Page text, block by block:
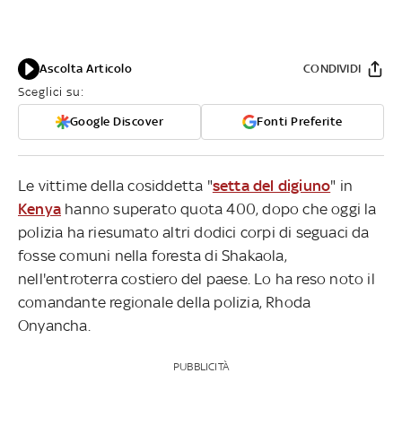
Ascolta Articolo
Sceglici su:
Google Discover Fonti Preferite
CONDIVIDI
Le vittime della cosiddetta "setta del digiuno" in
Kenya hanno superato quota 400, dopo che oggi la
polizia ha riesumato altri dodici corpi di seguaci da
fosse comuni nella foresta di Shakaola,
nell'entroterra costiero del paese. Lo ha reso noto il
comandante regionale della polizia, Rhoda
Onyancha.
PUBBLICITÀ